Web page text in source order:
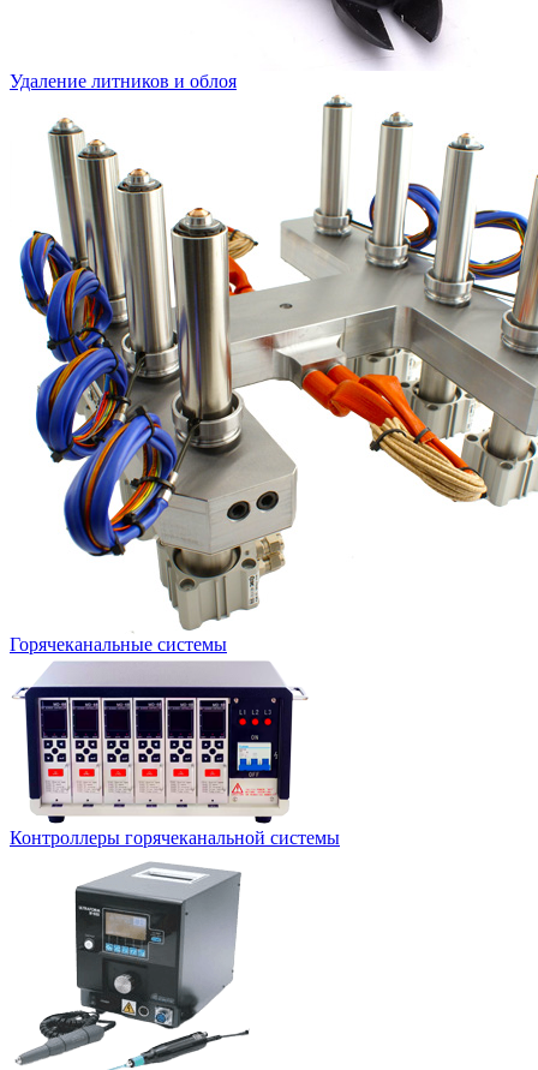
Удаление литников и облоя
Горячеканальные системы
Контроллеры горячеканальной системы